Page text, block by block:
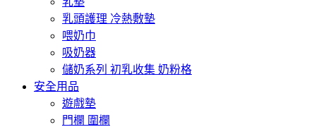
乳頭護理 冷熱敷墊
喂奶巾
吸奶器
儲奶系列 初乳收集 奶粉格
安全用品
遊戲墊
門欄 圍欄